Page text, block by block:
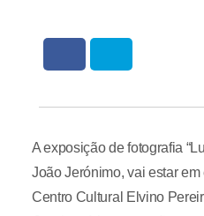
A exposição de fotografia
João Jerónimo, vai estar
Centro Cultural Elvino